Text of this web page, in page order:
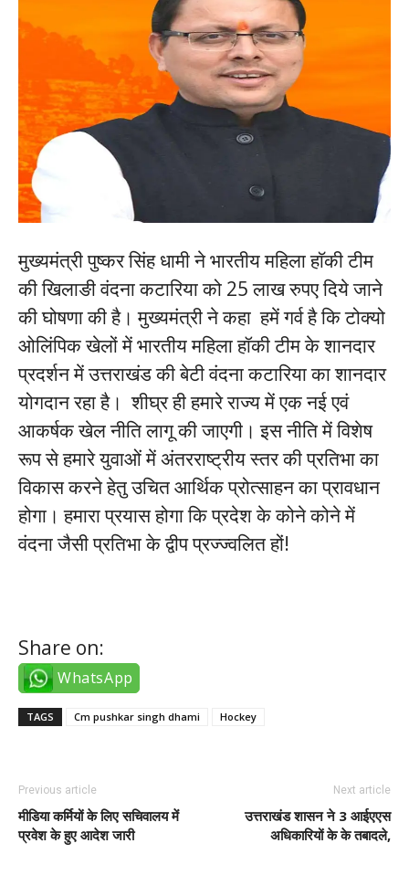
मुख्यमंत्री पुष्कर सिंह धामी ने भारतीय महिला हाॅकी टीम
की खिलाङी वंदना कटारिया को 25 लाख रुपए दिये जाने
की घोषणा की है। मुख्यमंत्री ने कहा हमें गर्व है कि टोक्यो
ओलिंपिक खेलों में भारतीय महिला हॉकी टीम के शानदार
प्रदर्शन में उत्तराखंड की बेटी वंदना कटारिया का शानदार
योगदान रहा है। शीघ्र ही हमारे राज्य में एक नई एवं
आकर्षक खेल नीति लागू की जाएगी। इस नीति में विशेष
रूप से हमारे युवाओं में अंतरराष्ट्रीय स्तर की प्रतिभा का
विकास करने हेतु उचित आर्थिक प्रोत्साहन का प्रावधान
होगा। हमारा प्रयास होगा कि प्रदेश के कोने कोने में
वंदना जैसी प्रतिभा के द्वीप प्रज्ज्वलित हों!
Share on:
WhatsApp
TAGS Cm pushkar singh dhami Hockey
Previous article
मीडिया कर्मियों के लिए सचिवालय में
प्रवेश के हुए आदेश जारी
Next article
उत्तराखंड शासन ने 3 आईएएस
अधिकारियों के के तबादले,